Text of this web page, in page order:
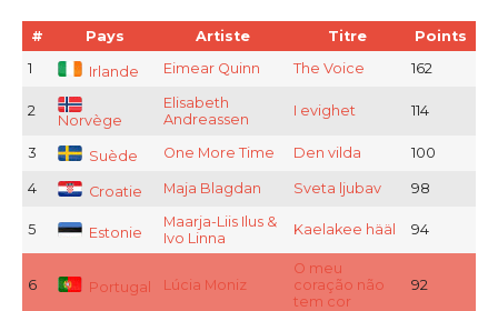
# Pays Artiste Titre
Points
1
Irlande Eimear Quinn The Voice 162
2
Norvège
Elisabeth
Andreassen
I evighet 114
3 Suède One More Time Den vilda 100
4 Croatie Maja Blagdan Sveta ljubav 98
5 Estonie
Maarja-Liis Ilus &
Ivo Linna
Kaelakee hääl 94
6 Portugal Lúcia Moniz
O meu
coração não
tem cor
92